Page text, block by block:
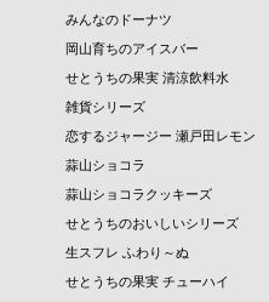
みんなのドーナツ
岡山育ちのアイスバー
せとうちの果実 清涼飲料水
雑貨シリーズ
恋するジャージー 瀬戸田レモン
蒜山ショコラ
蒜山ショコラクッキーズ
せとうちのおいしいシリーズ
生スフレ ふわり～ぬ
せとうちの果実 チューハイ